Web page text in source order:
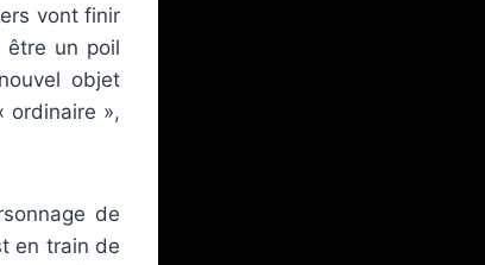
vont finir
être un poil
objet
ordinaire »,
de
en train de